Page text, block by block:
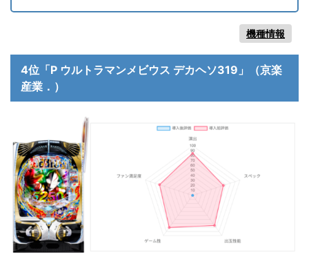
機種情報
4位「P ウルトラマンメビウス デカヘソ319」（京楽
産業．）